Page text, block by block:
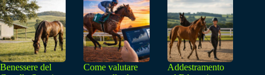
Benessere del
Come valutare
Addestramento